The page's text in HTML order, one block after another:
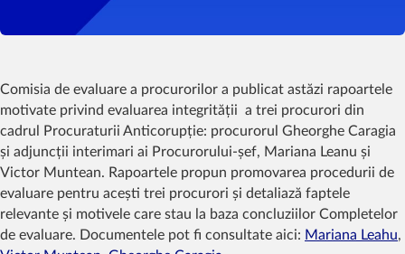
Comisia de evaluare a procurorilor a publicat astăzi rapoartele
motivate privind evaluarea integrității a trei procurori din
cadrul Procuraturii Anticorupție: procurorul Gheorghe Caragia
și adjuncții interimari ai Procurorului-șef, Mariana Leanu și
Victor Muntean. Rapoartele propun promovarea procedurii de
evaluare pentru acești trei procurori și detaliază faptele
relevante și motivele care stau la baza concluziilor Completelor
de evaluare. Documentele pot fi consultate aici: Mariana Leahu,